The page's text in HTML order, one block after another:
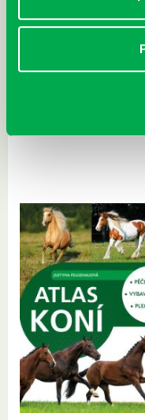
Sprievodca po hviezdnej